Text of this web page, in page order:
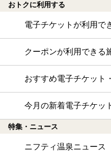
おトクに利用する
電子チケットが利用で
クーポンが利用できる
おすすめ電子チケット
今月の新着電子チケッ
特集・ニュース
ニフティ温泉ニュース